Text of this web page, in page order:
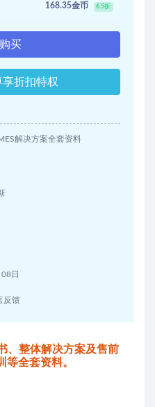
168.35金币 6.5折
买
折扣特权
解决方案全套资料
日
反馈
、整体解决方案及售前
等全套资料。